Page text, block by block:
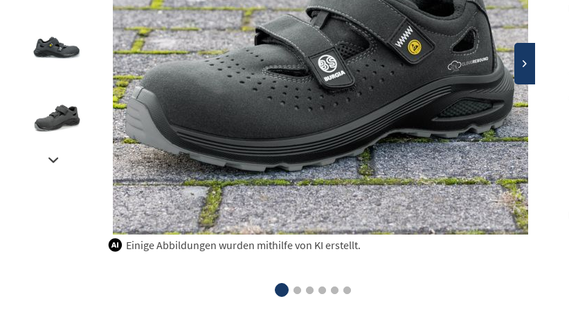
Einige Abbildungen wurden mithilfe von KI erstellt.